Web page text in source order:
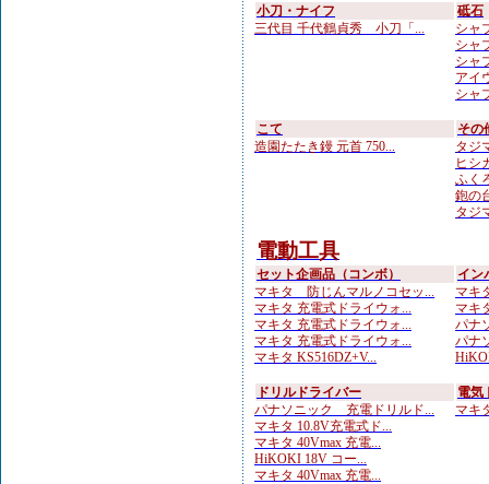
小刀・ナイフ
三代目 千代鶴貞秀 小刀「...
砥石
シャ
シャ
シャ
アイ
シャ
こて
造園たたき鏝 元首 750...
その
タジ
ヒシ
ふく
鉋の
タジ
電動工具
セット企画品（コンボ）
マキタ 防じんマルノコセッ...
マキタ 充電式ドライウォ...
マキタ 充電式ドライウォ...
マキタ 充電式ドライウォ...
マキタ KS516DZ+V...
イン
マキ
マキ
パナ
パナ
ドリルドライバー
パナソニック 充電ドリルド...
マキタ 10.8V充電式ド...
マキタ 40Vmax 充電...
HiKOKI 18V コー...
マキタ 40Vmax 充電...
電気
マキ